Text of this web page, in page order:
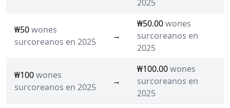
2025
₩50wones
surcoreanos en 2025
→
₩50.00wones
surcoreanos en
2025
₩100wones
surcoreanos en 2025
→
₩100.00wones
surcoreanos en
2025